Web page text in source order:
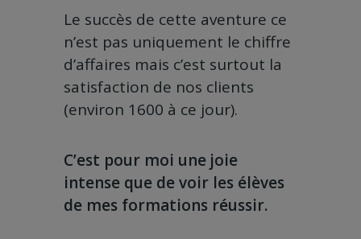
Le succès de cette aventure ce
n’est pas uniquement le chiffre
d’affaires mais c’est surtout la
satisfaction de nos clients
(environ 1600 à ce jour).
C’est pour moi une joie
intense que de voir les élèves
de mes formations réussir.